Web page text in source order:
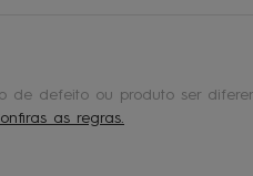
de defeito ou produto ser
as regras.